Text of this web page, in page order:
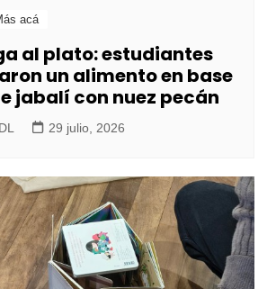
acá
al plato: estudiantes
un alimento en base
jabalí con nuez pecán
29 julio, 2026